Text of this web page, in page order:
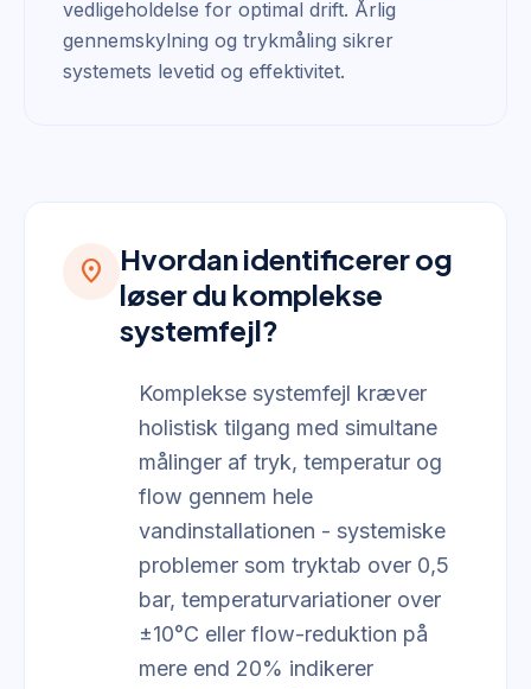
vedligeholdelse for optimal drift. Årlig
gennemskylning og trykmåling sikrer
systemets levetid og effektivitet.
location_on
Hvordan identificerer og
løser du komplekse
systemfejl?
Komplekse systemfejl kræver
holistisk tilgang med simultane
målinger af tryk, temperatur og
flow gennem hele
vandinstallationen - systemiske
problemer som tryktab over 0,5
bar, temperaturvariationer over
±10°C eller flow-reduktion på
mere end 20% indikerer